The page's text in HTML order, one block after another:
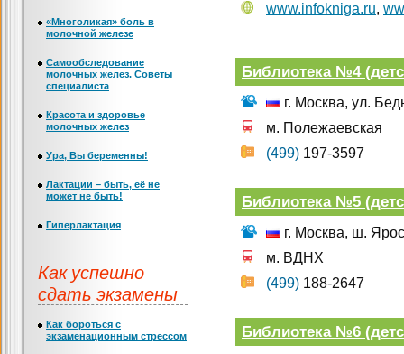
www.infokniga.ru,
Библиотека №4
г. Москва, ул.
м. Полежаевская
(499) 197-3597
Библиотека №5
г. Москва, ш.
м. ВДНХ
(499) 188-2647
Библиотека №6
«Многоликая» боль в
молочной железе
Самообследование
молочных желез. Советы
специалиста
Красота и здоровье
молочных желез
Ура, Вы беременны!
Лактации – быть, её не
может не быть!
Гиперлактация
Как успешно
сдать экзамены
Как бороться с
экзаменационным стрессом